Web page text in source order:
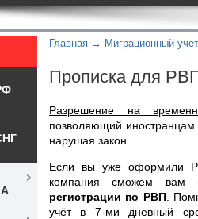
Главная Миграционный
Прописка для
Разрешение на
позволяющий иностранцам
нарушая закон.
Если вы уже оформили
компания сможем вам
регистрации по РВП.
учёт в 7-ми дневный